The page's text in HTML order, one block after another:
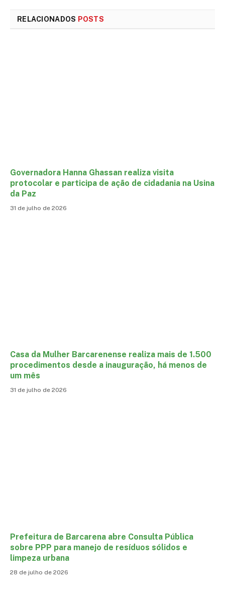
RELACIONADOS POSTS
Governadora Hanna Ghassan realiza visita
protocolar e participa de ação de cidadania na Usina
da Paz
31 de julho de 2026
Casa da Mulher Barcarenense realiza mais de 1.500
procedimentos desde a inauguração, há menos de
um mês
31 de julho de 2026
Prefeitura de Barcarena abre Consulta Pública
sobre PPP para manejo de resíduos sólidos e
limpeza urbana
28 de julho de 2026